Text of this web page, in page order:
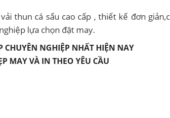
thun cá sấu cao cấp , thiết kế đơn
lựa chọn đặt may.
NGHIỆP NHẤT HIỆN NAY
MAY VÀ IN THEO YÊU CẦU